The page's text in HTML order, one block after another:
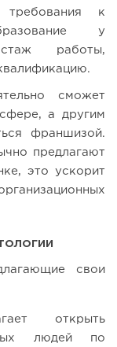
требования к
у
работы,
сможет
а другим
франшизой.
предлагают
это ускорит
свои
открыть
людей по